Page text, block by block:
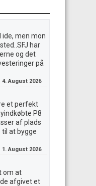
ide, men mon
har
og det
på
4. August 2026
et perfekt
P8
af plads
at bygge
1. August 2026
om at
afgivet et